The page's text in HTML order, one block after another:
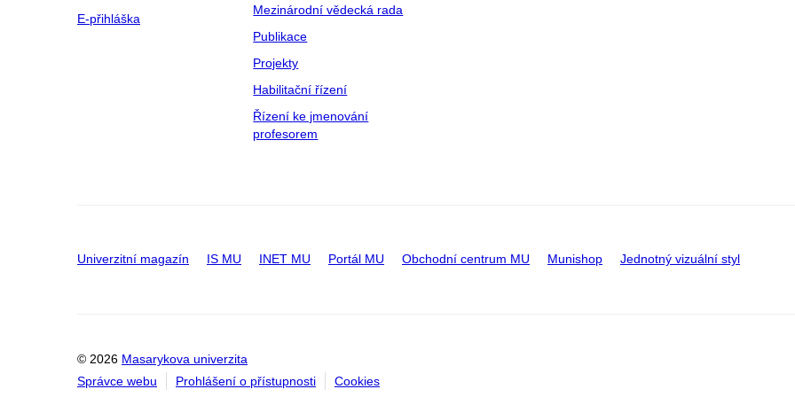
E-přihláška
Mezinárodní vědecká rada
Publikace
Projekty
Habilitační řízení
Řízení ke jmenování
profesorem
Univerzitní magazín IS MU INET MU Portál MU Obchodní centrum MU Munishop Jednotný vizuální styl
© 2026 Masarykova univerzita
Správce webu
Prohlášení o přístupnosti Cookies